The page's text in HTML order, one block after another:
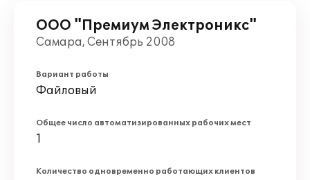
ООО "Премиум Электроникс"
Самара, Сентябрь 2008
Вариант работы
Файловый
Общее число автоматизированных рабочих мест
1
Количество одновременно работающих клиентов